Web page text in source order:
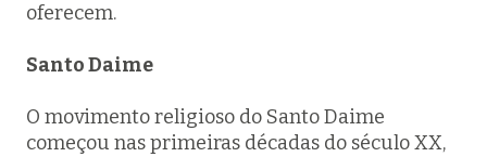
oferecem.
Santo Daime
O movimento religioso do Santo Daime
começou nas primeiras décadas do século XX,